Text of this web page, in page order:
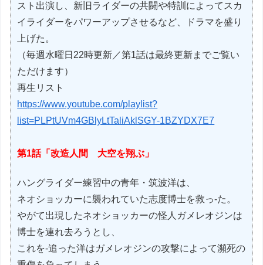
スト出演し、新旧ライダーの共闘や特訓によってスカ
イライダーをパワーアップさせるなど、ドラマを盛り
上げた。
（毎週水曜日22時更新／第1話は最終更新までご覧い
ただけます）
再生リスト
https://www.youtube.com/playlist?
list=PLPtUVm4GBlyLtTaliAklSGY-1BZYDX7E7
第1話「改造人間 大空を翔ぶ」
ハングライダー練習中の青年・筑波洋は、
ネオショッカーに襲われていた志度博士を救っ-た。
やがて出現したネオショッカーの怪人ガメレオジンは
博士を連れ去ろうとし、
これを-追った洋はガメレオジンの攻撃によって瀕死の